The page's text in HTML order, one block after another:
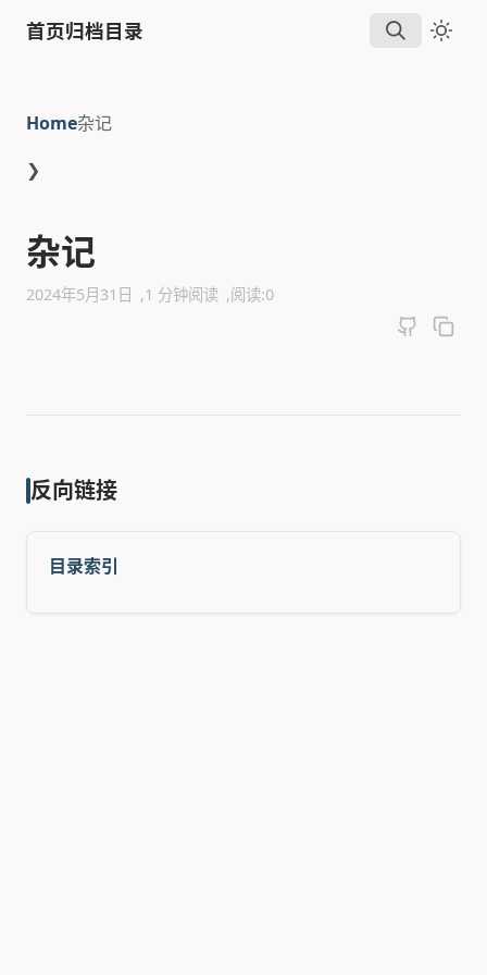
首页归档目录
Home
❯
杂记
杂记
2024年5月31日 1 分钟阅读 阅读:0
反向链接
目录索引